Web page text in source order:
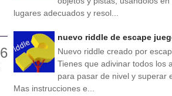
lugares adecuados y resol...
nuevo riddle de escape
Nuevo riddle creado por
Tienes que adivinar todos los
para pasar de nivel y superar
Mas instrucciones e...